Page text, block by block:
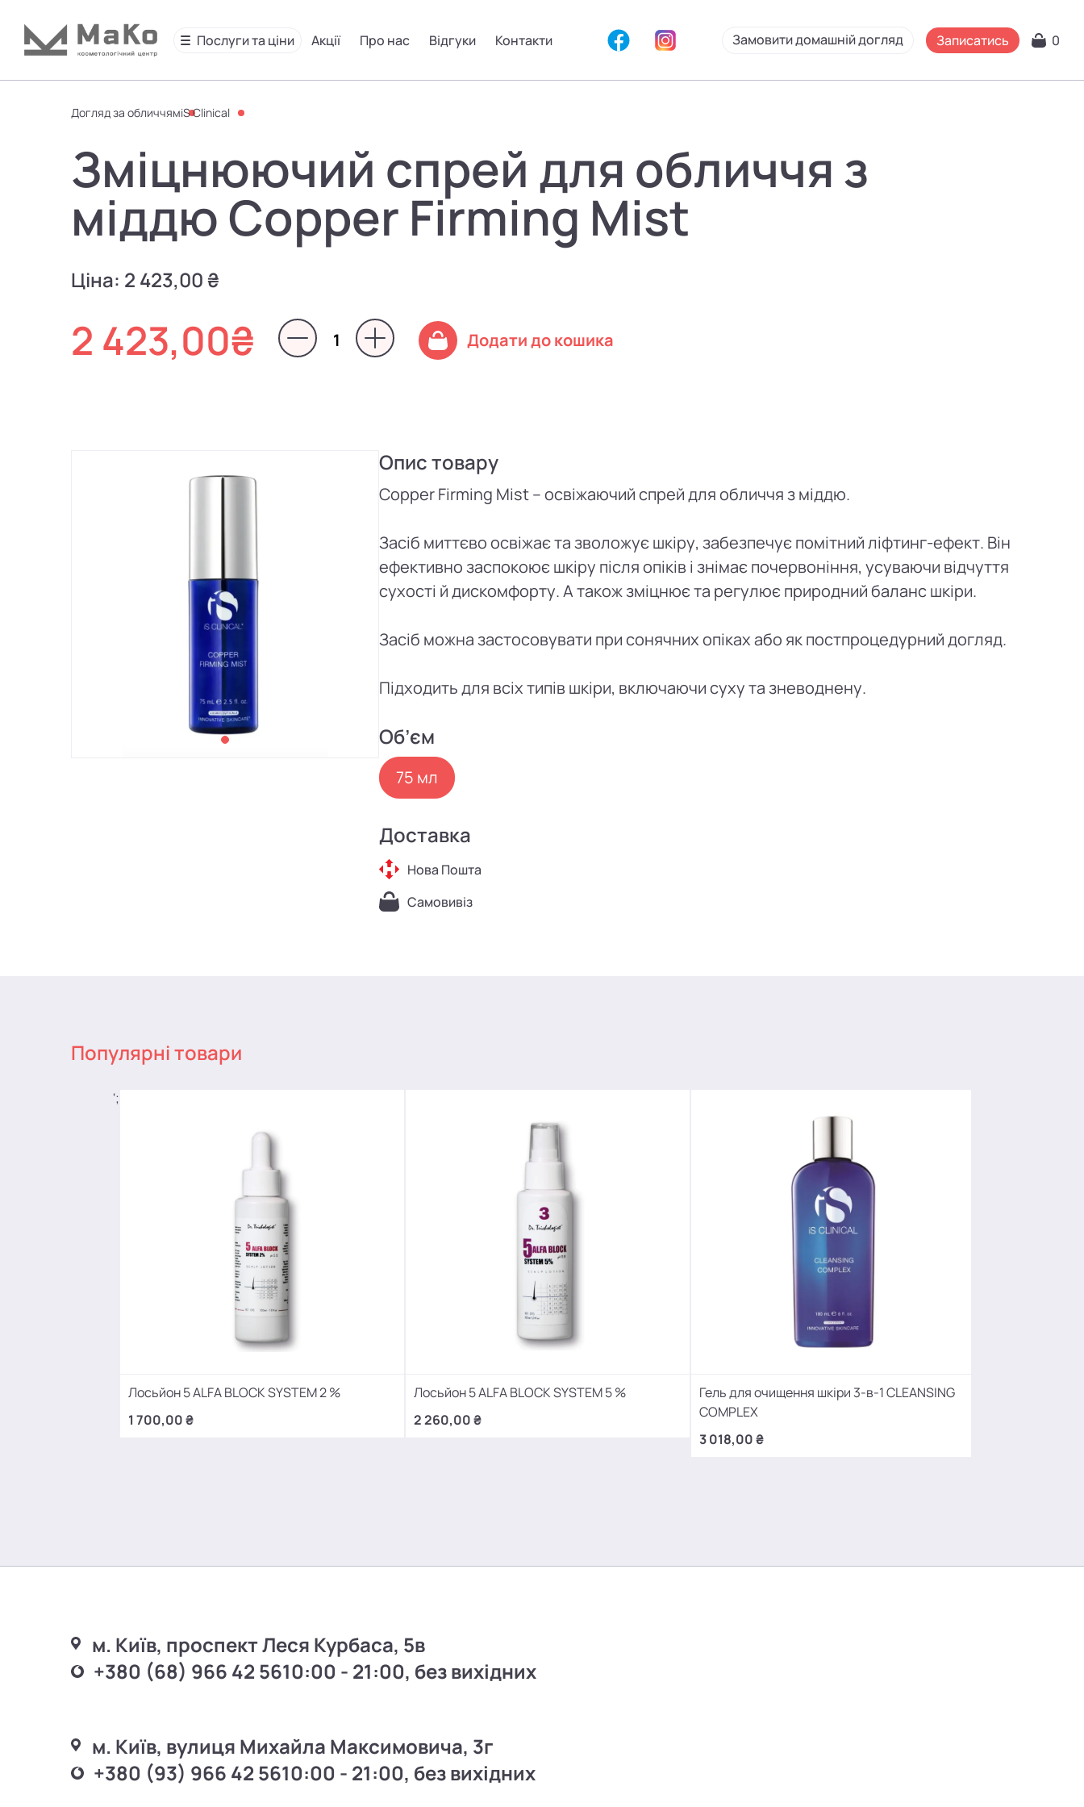
Послуги та ціни Акції Про нас Відгуки Контакти Замовити домашній догляд Записатись 0
Догляд за обличчямiS Clinical
Зміцнюючий спрей для обличчя з
міддю Copper Firming Mist
Ціна: 2 423,00 ₴
2 423,00₴
Опис товару
Copper Firming Mist – освіжаючий спрей для обличчя з міддю.
Засіб миттєво освіжає та зволожує шкіру, забезпечує помітний ліфтинг-ефект. Він
ефективно заспокоює шкіру після опіків і знімає почервоніння, усуваючи відчуття
сухості й дискомфорту. А також зміцнює та регулює природний баланс шкіри.
Засіб можна застосовувати при сонячних опіках або як постпроцедурний догляд.
Підходить для всіх типів шкіри, включаючи суху та зневоднену.
Об’єм
75 мл
Доставка
Нова Пошта
Самовивіз
Популярні товари
';
Лосьйон 5 ALFA BLOCK SYSTEM 2 %
1 700,00 ₴
Лосьйон 5 ALFA BLOCK SYSTEM 5 %
2 260,00 ₴
Гель для очищення шкіри 3-в-1 CLEANSING
COMPLEX
3 018,00 ₴
м. Київ, проспект Леся Курбаса, 5в
+380 (68) 966 42 5610:00 - 21:00, без вихідних
м. Київ, вулиця Михайла Максимовича, 3г
+380 (93) 966 42 5610:00 - 21:00, без вихідних